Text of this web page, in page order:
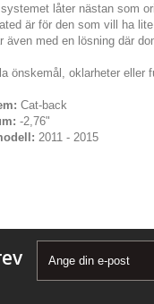
låter nästan som
är för den som vill ha
även med en lösning där
önskemål, oklarheter eller
Cat-back
-2,76"
2011 - 2015